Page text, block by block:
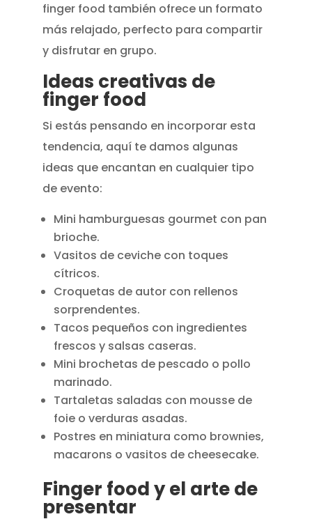
finger food también ofrece un formato
más relajado, perfecto para compartir
y disfrutar en grupo.
Ideas creativas de
finger food
Si estás pensando en incorporar esta
tendencia, aquí te damos algunas
ideas que encantan en cualquier tipo
de evento:
Mini hamburguesas gourmet con pan
brioche.
Vasitos de ceviche con toques
cítricos.
Croquetas de autor con rellenos
sorprendentes.
Tacos pequeños con ingredientes
frescos y salsas caseras.
Mini brochetas de pescado o pollo
marinado.
Tartaletas saladas con mousse de
foie o verduras asadas.
Postres en miniatura como brownies,
macarons o vasitos de cheesecake.
Finger food y el arte de
presentar